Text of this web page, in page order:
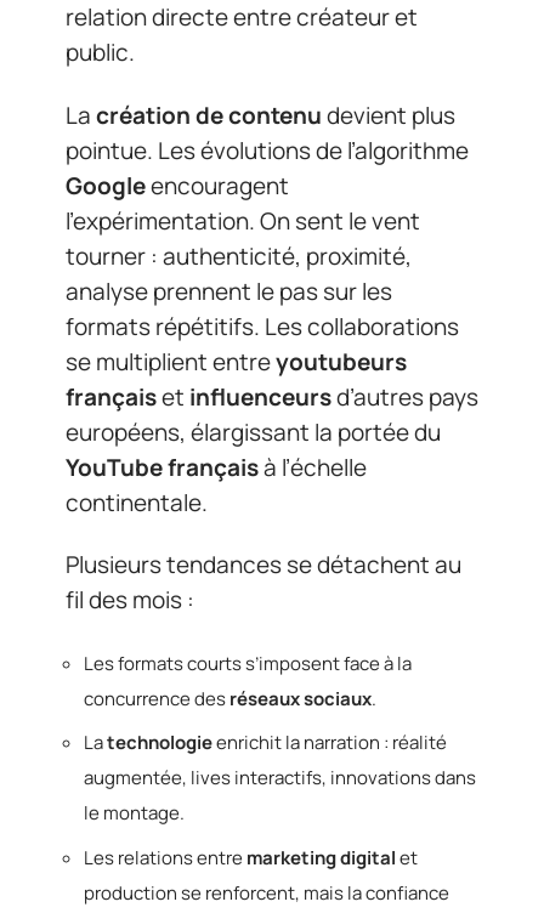
relation directe entre créateur et
public.
Lacréation de contenudevient plus
pointue. Les évolutions de l’algorithme
Googleencouragent
l’expérimentation. On sent le vent
tourner : authenticité, proximité,
analyse prennent le pas sur les
formats répétitifs. Les collaborations
se multiplient entreyoutubeurs
françaiset influenceursd’autres pays
européens, élargissant la portée du
YouTube françaisà l’échelle
continentale.
Plusieurs tendances se détachent au
fil des mois :
Les formats courts s’imposent face à la
concurrence desréseaux sociaux.
Latechnologieenrichit la narration : réalité
augmentée, lives interactifs, innovations dans
le montage.
Les relations entremarketing digitalet
production se renforcent, mais la confiance